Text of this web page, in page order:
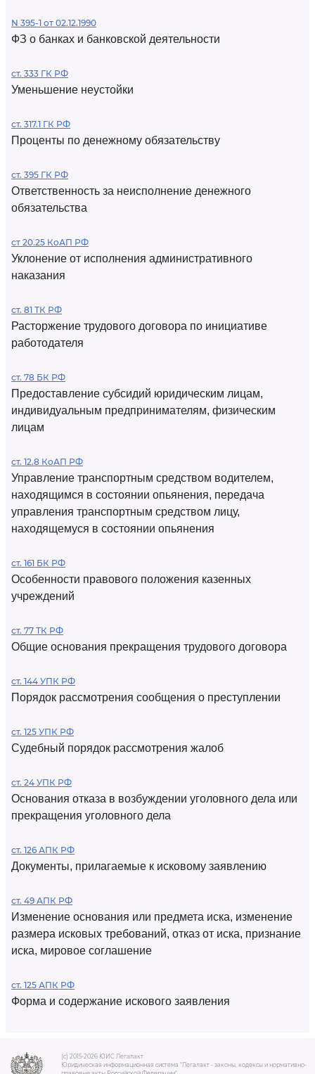
N 395-1 от 02.12.1990
ФЗ о банках и банковской деятельности
ст. 333 ГК РФ
Уменьшение неустойки
ст. 317.1 ГК РФ
Проценты по денежному обязательству
ст. 395 ГК РФ
Ответственность за неисполнение денежного
обязательства
ст 20.25 КоАП РФ
Уклонение от исполнения административного
наказания
ст. 81 ТК РФ
Расторжение трудового договора по инициативе
работодателя
ст. 78 БК РФ
Предоставление субсидий юридическим лицам,
индивидуальным предпринимателям, физическим
лицам
ст. 12.8 КоАП РФ
Управление транспортным средством водителем,
находящимся в состоянии опьянения, передача
управления транспортным средством лицу,
находящемуся в состоянии опьянения
ст. 161 БК РФ
Особенности правового положения казенных
учреждений
ст. 77 ТК РФ
Общие основания прекращения трудового договора
ст. 144 УПК РФ
Порядок рассмотрения сообщения о преступлении
ст. 125 УПК РФ
Судебный порядок рассмотрения жалоб
ст. 24 УПК РФ
Основания отказа в возбуждении уголовного дела или
прекращения уголовного дела
ст. 126 АПК РФ
Документы, прилагаемые к исковому заявлению
ст. 49 АПК РФ
Изменение основания или предмета иска, изменение
размера исковых требований, отказ от иска, признание
иска, мировое соглашение
ст. 125 АПК РФ
Форма и содержание искового заявления
(c) 2015-2026 ЮИС Легалакт
Юридическая информационная система "Легалакт - законы, кодексы и нормативно-